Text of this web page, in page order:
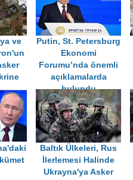
ve
Putin, St. Petersburg
Ekonomi
Forumu’nda önemli
açıklamalarda
bulundu
Baltık Ülkeleri, Rus
İlerlemesi Halinde
Ukrayna'ya Asker